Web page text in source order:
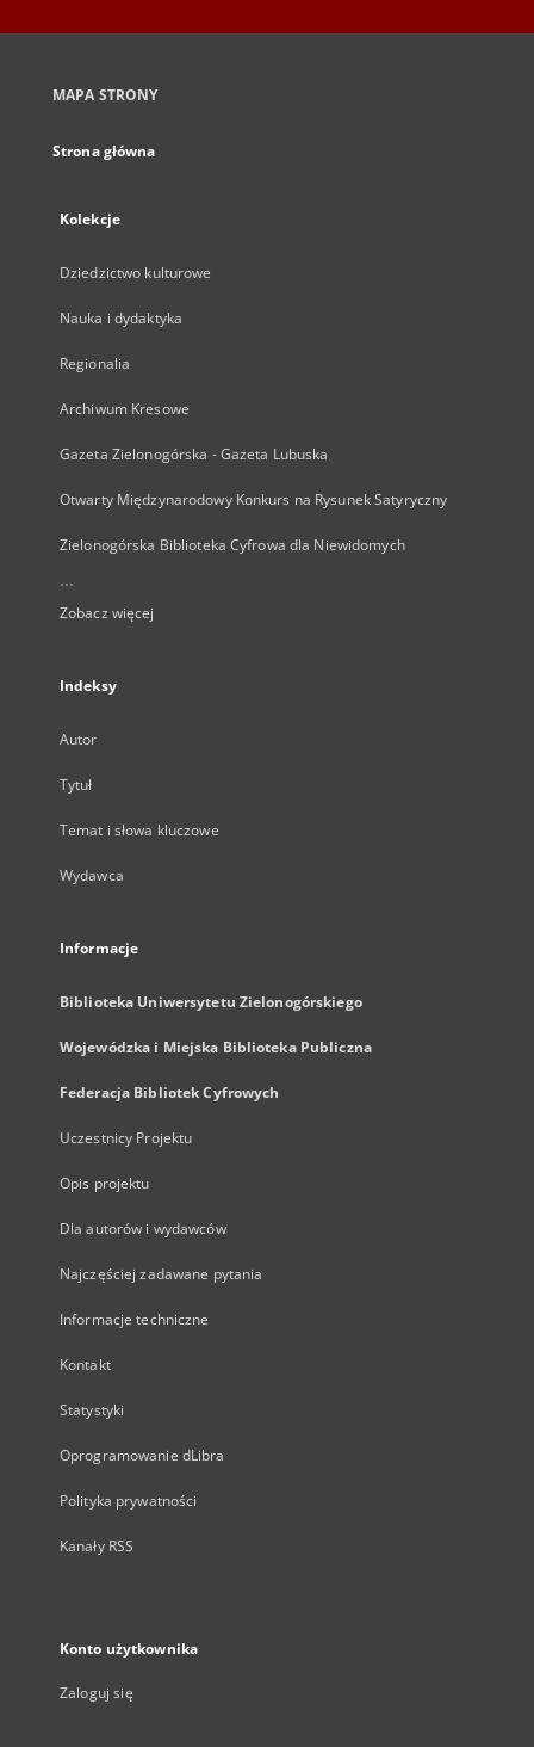
MAPA STRONY
Strona główna
Kolekcje
Dziedzictwo kulturowe
Nauka i dydaktyka
Regionalia
Archiwum Kresowe
Gazeta Zielonogórska - Gazeta Lubuska
Otwarty Międzynarodowy Konkurs na Rysunek Satyryczny
Zielonogórska Biblioteka Cyfrowa dla Niewidomych
...
Zobacz więcej
Indeksy
Autor
Tytuł
Temat i słowa kluczowe
Wydawca
Informacje
Biblioteka Uniwersytetu Zielonogórskiego
Wojewódzka i Miejska Biblioteka Publiczna
Federacja Bibliotek Cyfrowych
Uczestnicy Projektu
Opis projektu
Dla autorów i wydawców
Najczęściej zadawane pytania
Informacje techniczne
Kontakt
Statystyki
Oprogramowanie dLibra
Polityka prywatności
Kanały RSS
Konto użytkownika
Zaloguj się